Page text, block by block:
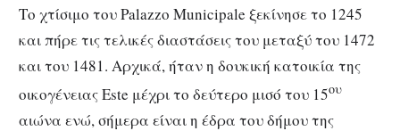
Το χτίσιμο του Palazzo Municipale ξεκίνησε το 1245
και πήρε τις τελικές διαστάσεις του μεταξύ του 1472
και του 1481. Αρχικά, ήταν η δουκική κατοικία της
οικογένειας Este μέχρι το δεύτερο μισό του 15ου
αιώνα ενώ, σήμερα είναι η έδρα του δήμου της